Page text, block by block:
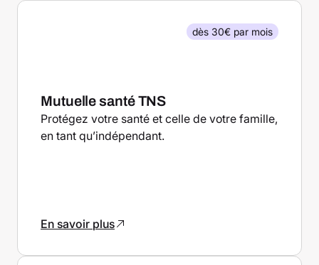
Mutuelle santé TNS
Protégez votre santé et celle de votre famille,
en tant qu’indépendant.
En savoir plus
dès 30€ par mois